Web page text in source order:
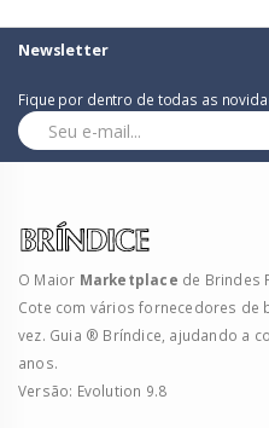
Newsletter
Fique por dentro de todas as
O Maior Marketplace de Brindes
Cote com vários fornecedores
vez. Guia ® Bríndice, ajudando a
anos.
Versão: Evolution 9.8